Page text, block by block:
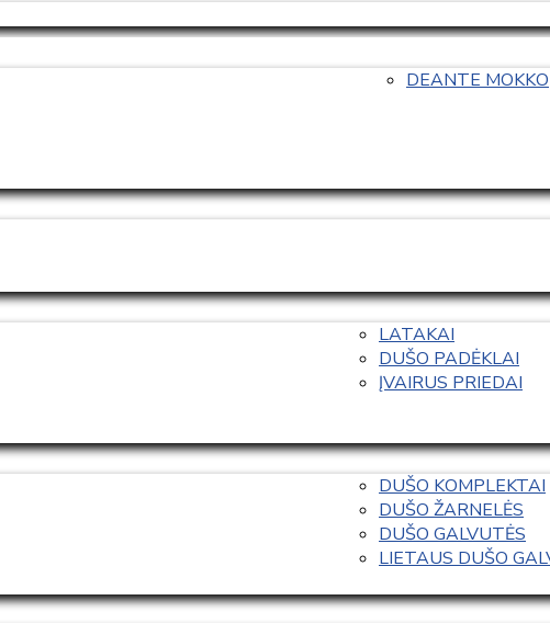
DEANTE MOKKO
LATAKAI
DUŠO PADĖKLAI
ĮVAIRUS PRIEDAI
DUŠO KOMPLEKTAI
DUŠO ŽARNELĖS
DUŠO GALVUTĖS
LIETAUS DUŠO